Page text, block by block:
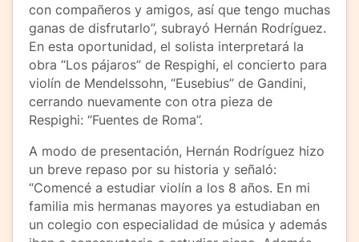
con compañeros y amigos, así que tengo muchas
ganas de disfrutarlo”, subrayó Hernán Rodríguez.
En esta oportunidad, el solista interpretará la
obra “Los pájaros” de Respighi, el concierto para
violín de Mendelssohn, “Eusebius” de Gandini,
cerrando nuevamente con otra pieza de
Respighi: “Fuentes de Roma”.
A modo de presentación, Hernán Rodríguez hizo
un breve repaso por su historia y señaló:
“Comencé a estudiar violín a los 8 años. En mi
familia mis hermanas mayores ya estudiaban en
un colegio con especialidad de música y además